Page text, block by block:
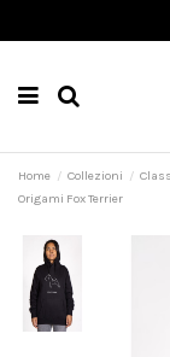
Home Collezioni
Origami Fox Terrier